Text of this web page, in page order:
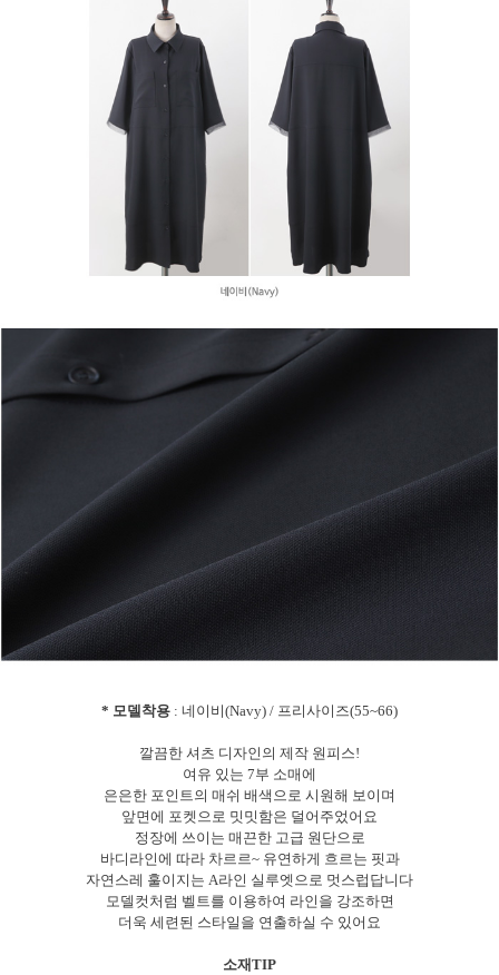
* 모델착용 : 네이비(Navy) / 프리사이즈(55~66)
깔끔한 셔츠 디자인의 제작 원피스!
여유 있는 7부 소매에
은은한 포인트의 매쉬 배색으로 시원해 보이며
앞면에 포켓으로 밋밋함은 덜어주었어요
정장에 쓰이는 매끈한 고급 원단으로
바디라인에 따라 차르르~ 유연하게 흐르는 핏과
자연스레 훌이지는 A라인 실루엣으로 멋스럽답니다
모델컷처럼 벨트를 이용하여 라인을 강조하면
더욱 세련된 스타일을 연출하실 수 있어요
소재TIP